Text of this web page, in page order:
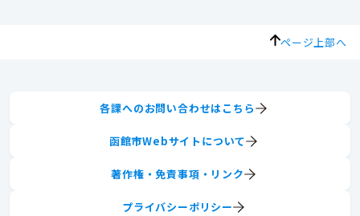
ページ上部へ
各課へのお問い合わせはこちら
函館市Webサイトについて
著作権・免責事項・リンク
プライバシーポリシー